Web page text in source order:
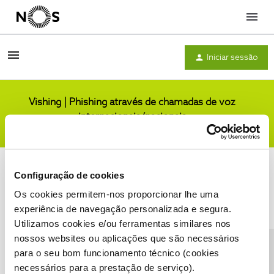
Configuração de cookies
Os cookies permitem-nos proporcionar lhe uma
experiência de navegação personalizada e segura.
Utilizamos cookies e/ou ferramentas similares nos
nossos websites ou aplicações que são necessários
para o seu bom funcionamento técnico (cookies
necessários para a prestação de serviço).
Menu
Iniciar sessão
Vishing | Phishing através de chamadas de voz
internacionais/nacionais
Condições do Fórum NOS Accessibility statement